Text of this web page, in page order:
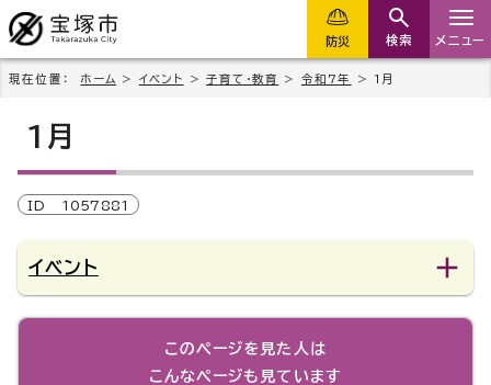
防災 検索 メニュー
現在位置： ホーム > イベント >子育て・教育 > 令和7年 > 1月
1月
ID 1057881
イベント
このページを見た人は
こんなページも見ています